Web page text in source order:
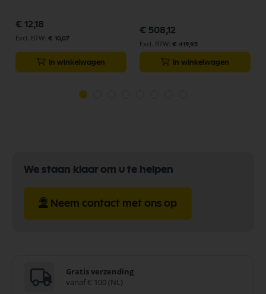
€ 12,18
€ 10,07
In winkelwagen
€ 508,12
€ 419,93
In winkelwagen
We staan klaar om u te helpen
Neem contact met ons op
Gratis verzending
vanaf € 100 (NL)